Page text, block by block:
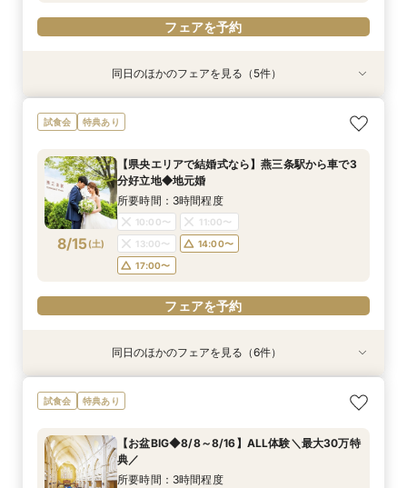
フェアを予約
特典あり
8/14(金)
【お盆BIG◆8/8～8/16】ALL体験＼最大30万特
典／
10:00〜
11:00〜
14:00〜
15:00〜
17:00〜
フェアを予約
特典あり
8/14(金)
【県央エリアで結婚式なら】燕三条駅から車で3
分好立地◆地元婚
10:00〜
11:00〜
13:00〜
14:00〜
17:00〜
フェアを予約
特典あり
8/14(金)
【少人数婚◆家族婚】2名からOK！10名60万円
～ご相談
10:00〜
11:00〜
14:00〜
15:00〜
フェアを予約
8/14(金)
【タイパ重視の方】クイック相談60分～◆大聖
堂＆邸宅見学
11:00〜
13:00〜
14:00〜
15:00〜
17:00〜
フェアを予約
8/14(金)
【写真も、家族との時間も♪】フォトウェディン
グ＆食事会フェア
10:00〜
11:00〜
14:00〜
15:00〜
17:00〜
フェアを予約
同日のほかのフェアを見る（5件）
試食会 特典あり
8/15(土)
【県央エリアで結婚式なら】燕三条駅から車で3
分好立地◆地元婚
所要時間：3時間程度
10:00〜
11:00〜
13:00〜
14:00〜
17:00〜
フェアを予約
特典あり
8/15(土)
【少人数婚◆家族婚】2名からOK！10名60万円
～ご相談
10:00〜
14:00〜
15:00〜
特典あり
8/15(土)
＼最大30万特典／写真映え！ゲスト満足ランタ
ン体験＆豪華試食
10:00〜
14:00〜
15:00〜
8/15(土)
【タイパ重視の方】クイック相談60分～◆大聖
堂＆邸宅見学
11:00〜
14:00〜
15:00〜
8/15(土)
【写真も、家族との時間も♪】フォトウェディン
グ＆食事会フェア
10:00〜
14:00〜
15:00〜
特典あり
8/15(土)
【初コラボ企画！】＼四季の宿みのや／ペア日帰
り温泉券×利用券
10:00〜
14:00〜
15:00〜
特典あり
8/15(土)
【お盆BIG◆8/8～8/16】ALL体験＼最大30万特
典／
10:00〜
14:00〜
15:00〜
同日のほかのフェアを見る（6件）
試食会 特典あり
【お盆BIG◆8/8～8/16】ALL体験＼最大30万特
典／
所要時間：3時間程度